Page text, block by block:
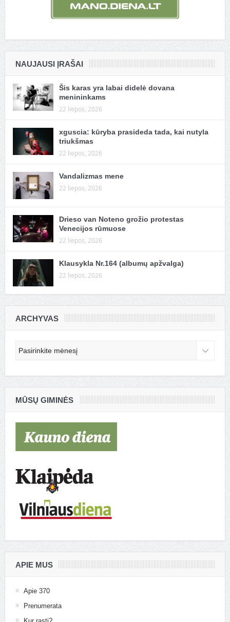
NAUJAUSI ĮRAŠAI
Šis karas yra labai didelė dovana
menininkams
22 liepos, 2026
xguscia: kūryba prasideda tada, kai nutyla
triukšmas
22 liepos, 2026
Vandalizmas mene
22 liepos, 2026
Drieso van Noteno grožio protestas
Venecijos rūmuose
22 liepos, 2026
Klausykla Nr.164 (albumų apžvalga)
22 liepos, 2026
ARCHYVAS
MŪSŲ GIMINĖS
APIE MUS
Apie 370
Prenumerata